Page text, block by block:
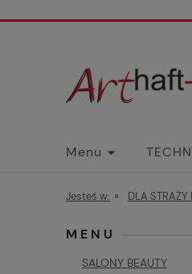
Menu
Koszty wysyłki
Jesteś w: » DLA STRAŻY
MENU
SALONY BEAUTY